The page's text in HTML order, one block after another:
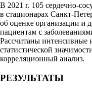
В 2021 г. 105 сердечно-
в стационарах Санкт-
об оценке организации и
пациентам с
Рассчитаны интенсивные
статистической
корреляционный анализ.
РЕЗУЛЬТАТЫ